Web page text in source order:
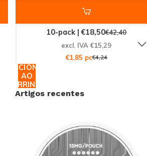
esclarecer dúvidas
A Snussie.com foca-se numa gestão
atualizada, comunicação clara e alta
para que saiba sempre o que
consistentes e um portefólio
selecionado, encomendar snus e
Extra Strong é apresentado como
confiável dentro desta experiência.
10-pack | €18,50€42,40
excl. IVA €15,29
€1,85 pc€4,24
ADICIONAR
AO
CARRINHO
Artigos recentes